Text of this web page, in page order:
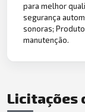
para melhor
segurança
sonoras;
manutenção.
Licitações